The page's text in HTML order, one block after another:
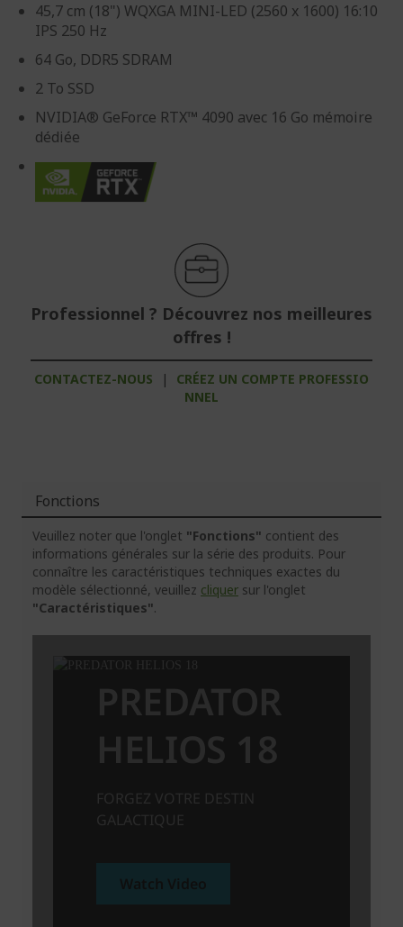
45,7 cm (18") WQXGA MINI-LED (2560 x 1600) 16:10
IPS 250 Hz
64 Go, DDR5 SDRAM
2 To SSD
NVIDIA® GeForce RTX™ 4090 avec 16 Go mémoire
dédiée
Professionnel ? Découvrez nos meilleures
offres !
CONTACTEZ-NOUS |
CRÉEZ UN COMPTE PROFESSIO
NNEL
Fonctions
Veuillez noter que l'onglet "Fonctions" contient des
informations générales sur la série des produits. Pour
connaître les caractéristiques techniques exactes du
modèle sélectionné, veuillez cliquer sur l'onglet
"Caractéristiques".